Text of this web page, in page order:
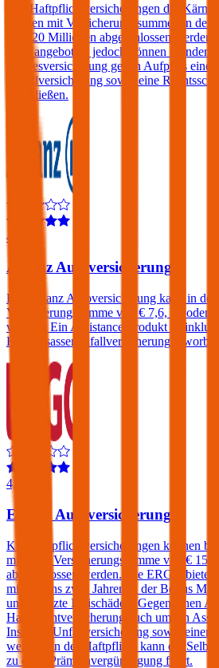
Kfz-Haftpflichtversicherungen der
können mit Versicherungssummen in
oder 20 Millionen abgeschlossen werden.
nicht angeboten, jedoch können Kunden
Landesversicherung gegen Aufpreis eine
Unfallversicherung sowie eine
abschließen.
4,3
Allianz Autoversicherung
Die Allianz Autoversicherung kann in
Versicherungssumme von € 7,6, 15 oder
werden. Ein Assistance-Produkt ist
KFZ-Insassenunfallversicherung
4,4
ERGO Autoversicherung
Kfz-Haftpflichtversicherungen können bei
mit einer Versicherungssumme von € 15
abgeschlossen werden. Die ERGO bietet
mindestens zwei Jahren in der Bonus
unbegrenzte Freischäden. Gegen einen
Haftpflichtversicherung auch um ein
Insassen-Unfallversicherung sowie einen
werden. In der Haftpflicht kann ein
zu einer Prämienvergünstigung führt.